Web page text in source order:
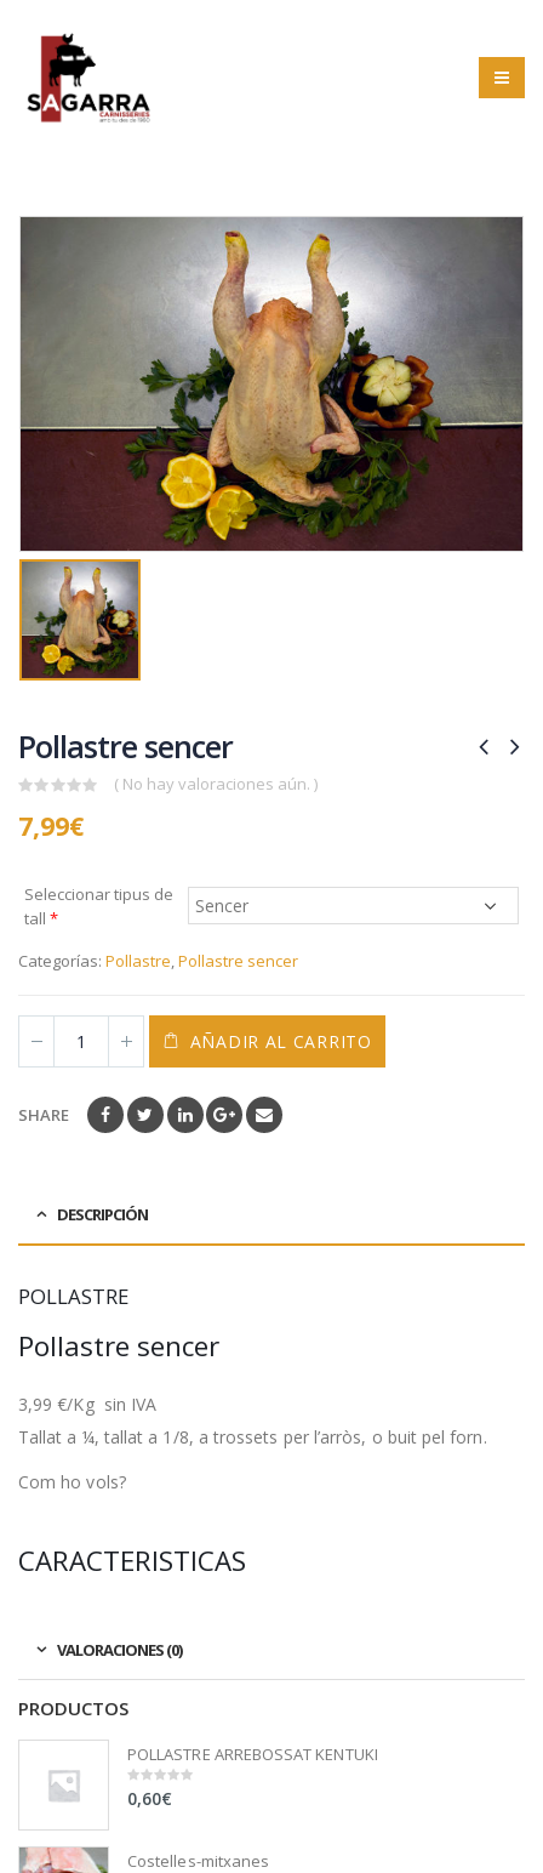
Pollastre sencer
out
of
( No hay valoraciones aún. )
7,99€
Seleccionar tipus de
tall *
Categorías: Pollastre,Pollastre sencer
AÑADIR AL CARRITO
SHARE
DESCRIPCIÓN
POLLASTRE
Pollastre sencer
3,99 €/Kg sin IVA
Tallat a ¼, tallat a 1/8, a trossets per l’arròs, o buit pel forn.
Com ho vols?
CARACTERISTICAS
VALORACIONES (0)
PRODUCTOS
POLLASTRE ARREBOSSAT KENTUKI
0
out
0,60€
Costelles-mitxanes